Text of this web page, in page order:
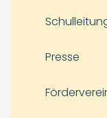
Presse